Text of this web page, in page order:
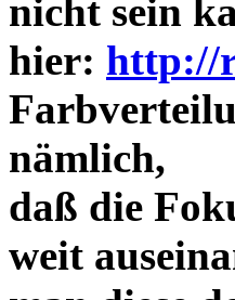
nicht sein
hier: http://
nämlich,
daß die
weit